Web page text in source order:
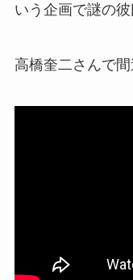
いう企画で謎の
高橋奎二さんで